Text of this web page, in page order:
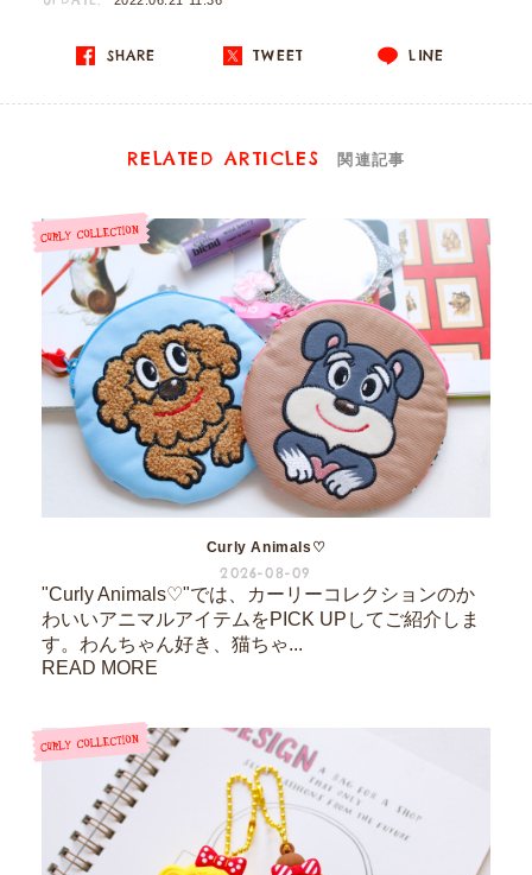
SHARE TWEET LINE
RELATED ARTICLES 関連記事
Curly Animals♡
2026-08-09
"Curly Animals♡"では、カーリーコレクションのか
わいいアニマルアイテムをPICK UPしてご紹介しま
す。わんちゃん好き、猫ちゃ...
READ MORE